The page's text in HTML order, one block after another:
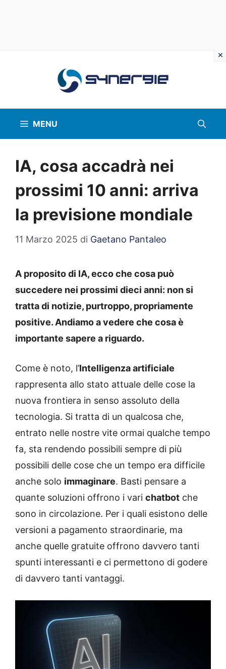
MENU
IA, cosa accadrà nei
prossimi 10 anni: arriva
la previsione mondiale
11 Marzo 2025 di Gaetano Pantaleo
A proposito di IA, ecco che cosa può
succedere nei prossimi dieci anni: non si
tratta di notizie, purtroppo, propriamente
positive. Andiamo a vedere che cosa è
importante sapere a riguardo.
Come è noto, l’Intelligenza artificiale
rappresenta allo stato attuale delle cose la
nuova frontiera in senso assoluto della
tecnologia. Si tratta di un qualcosa che,
entrato nelle nostre vite ormai qualche tempo
fa, sta rendendo possibili sempre di più
possibili delle cose che un tempo era difficile
anche solo immaginare. Basti pensare a
quante soluzioni offrono i vari chatbot che
sono in circolazione. Per i quali esistono delle
versioni a pagamento straordinarie, ma
anche quelle gratuite offrono davvero tanti
spunti interessanti e ci permettono di godere
di davvero tanti vantaggi.